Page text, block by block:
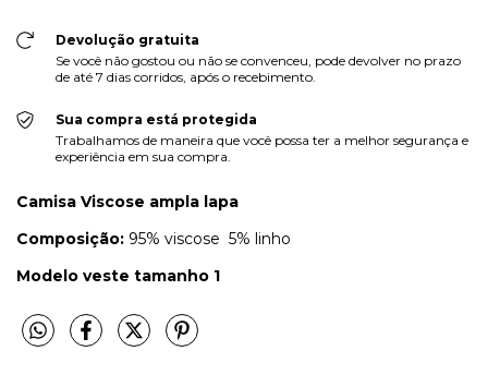
Devolução gratuita
Se você não gostou ou não se convenceu, pode devolver no prazo
de até 7 dias corridos, após o recebimento.
Sua compra está protegida
Trabalhamos de maneira que você possa ter a melhor segurança e
experiência em sua compra.
Camisa Viscose ampla lapa
Composição: 95% viscose 5% linho
Modelo veste tamanho 1